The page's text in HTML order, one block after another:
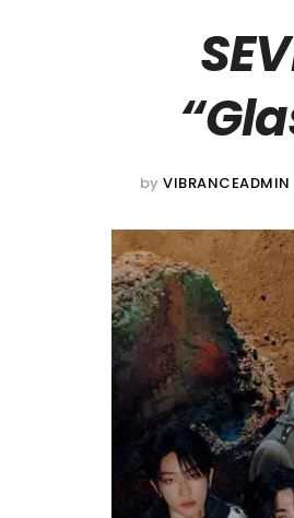
by VIBRANCEADMIN